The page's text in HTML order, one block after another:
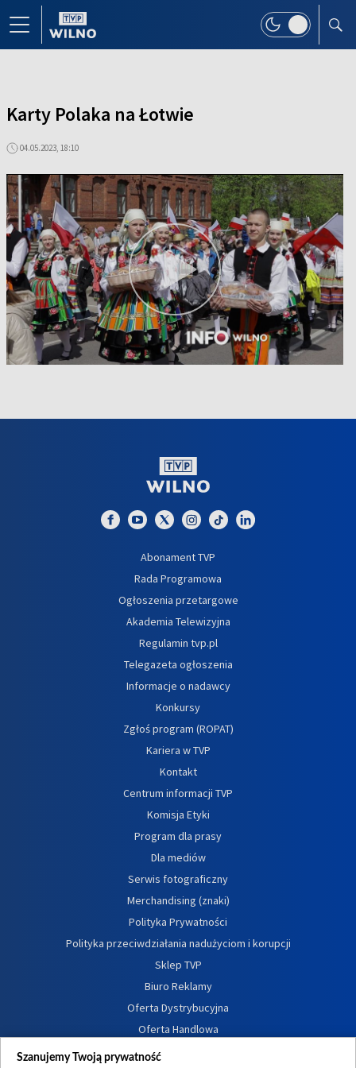
Karty Polaka na Łotwie
04.05.2023, 18:10
Abonament TVP
Rada Programowa
Ogłoszenia przetargowe
Akademia Telewizyjna
Regulamin tvp.pl
Telegazeta ogłoszenia
Informacje o nadawcy
Konkursy
Zgłoś program (ROPAT)
Kariera w TVP
Kontakt
Centrum informacji TVP
Komisja Etyki
Program dla prasy
Dla mediów
Serwis fotograficzny
Merchandising (znaki)
Polityka Prywatności
Polityka przeciwdziałania nadużyciom i korupcji
Sklep TVP
Biuro Reklamy
Oferta Dystrybucyjna
Oferta Handlowa
Dostępność
Szanujemy Twoją prywatność